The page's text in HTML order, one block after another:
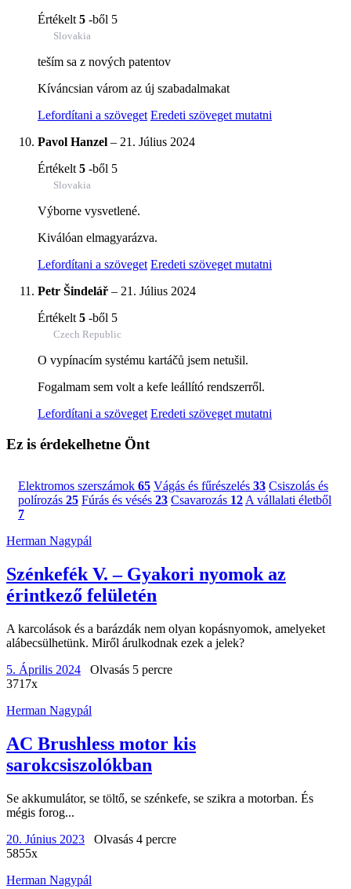
Értékelt 5 -ből 5
Slovakia
teším sa z nových patentov
Kíváncsian várom az új szabadalmakat
Lefordítani a szöveget Eredeti szöveget mutatni
Pavol Hanzel – 21. Július 2024
Értékelt 5 -ből 5
Slovakia
Výborne vysvetlené.
Kiválóan elmagyarázva.
Lefordítani a szöveget Eredeti szöveget mutatni
Petr Šindelář – 21. Július 2024
Értékelt 5 -ből 5
Czech Republic
O vypínacím systému kartáčů jsem netušil.
Fogalmam sem volt a kefe leállító rendszerről.
Lefordítani a szöveget Eredeti szöveget mutatni
Ez is érdekelhetne Önt
Elektromos szerszámok 65 Vágás és fűrészelés 33 Csiszolás és
polírozás 25 Fúrás és vésés 23 Csavarozás 12 A vállalati életből
7
Herman Nagypál
Szénkefék V. – Gyakori nyomok az
érintkező felületén
A karcolások és a barázdák nem olyan kopásnyomok, amelyeket
alábecsülhetünk. Miről árulkodnak ezek a jelek?
5. Április 2024
Olvasás 5 percre
3717x
Herman Nagypál
AC Brushless motor kis
sarokcsiszolókban
Se akkumulátor, se töltő, se szénkefe, se szikra a motorban. És
mégis forog...
20. Június 2023
Olvasás 4 percre
5855x
Herman Nagypál